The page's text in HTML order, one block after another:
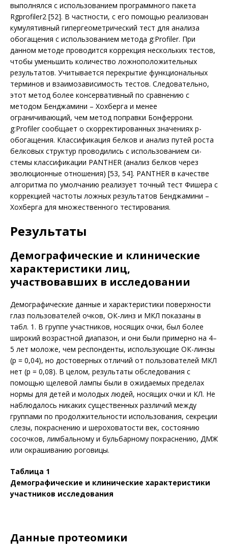
выполнялся с использованием програм­много пакета
Rgprofiler2 [52]. В частности, с его помощью реализован
кумулятивный гипергеометрический тест для анализа
обогащения с использованием метода g:Profiler. При
данном методе проводится коррекция нескольких тестов,
чтобы уменьшить количество ложноположительных
результатов. Учитывается перекрытие функциональных
терминов и взаимозависимость тестов. Следовательно,
этот метод более консервативный по сравнению с
методом Бенджамини – Хохберга и менее
ограничивающий, чем метод поправки Бонферрони.
g:Profiler сообщает о скорректированных значениях p-
обогащения. Классификация белков и анализ путей роста
белковых структур проводились с использованием си­
стемы классификации PANTHER (анализ белков через
эволюционные отношения) [53, 54]. PANTHER в качестве
алгоритма по умолчанию реализует точный тест Фишера с
коррекцией частоты ложных результатов Бенджамини –
Хохберга для множественного тестирования.
Результаты
Демографические и клинические
характеристики лиц,
участвовавших в исследовании
Демографические данные и характеристики поверхности
глаз пользователей очков, ОК-линз и МКЛ показаны в
табл. 1. В группе участников, носящих очки, был более
широкий возрастной диапазон, и они были примерно на 4–
5 лет моложе, чем респонденты, использующие ОК-линзы
(p = 0,04), но достоверных отличий от пользователей МКЛ
нет (p = 0,08). В целом, результаты обследования с
помощью щелевой лампы были в ожидаемых пределах
нормы для детей и молодых людей, носящих очки и КЛ. Не
наблюдалось никаких существенных различий между
группами по продолжительности использования, секреции
слезы, покраснению и шероховатости век, состоянию
сосочков, лимбальному и бульбарному покраснению, ДМЖ
или окрашиванию роговицы.
Таблица 1
Демографические и клинические характеристики
участников исследования
Данные протеомики